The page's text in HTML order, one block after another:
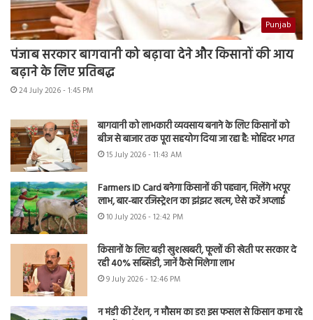
Punjab
पंजाब सरकार बागवानी को बढ़ावा देने और किसानों की आय
बढ़ाने के लिए प्रतिबद्ध
24 July 2026 - 1:45 PM
बागवानी को लाभकारी व्यवसाय बनाने के लिए किसानों को
बीज से बाजार तक पूरा सहयोग दिया जा रहा है: मोहिंदर भगत
15 July 2026 - 11:43 AM
Farmers ID Card बनेगा किसानों की पहचान, मिलेंगे भरपूर
लाभ, बार-बार रजिस्ट्रेशन का झंझट खत्म, ऐसे करें अप्लाई
10 July 2026 - 12:42 PM
किसानों के लिए बड़ी खुशखबरी, फूलों की खेती पर सरकार दे
रही 40% सब्सिडी, जानें कैसे मिलेगा लाभ
9 July 2026 - 12:46 PM
न मंडी की टेंशन, न मौसम का डर! इस फसल से किसान कमा रहे